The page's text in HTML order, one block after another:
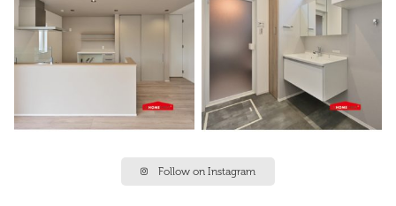
Follow on Instagram